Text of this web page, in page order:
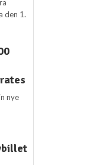
den 1.
nye